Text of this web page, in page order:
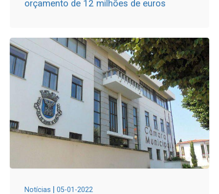
orçamento de 12 milhões de euros
Notícias | 05-01-2022